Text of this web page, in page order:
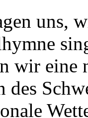
uns,
wir eine
des